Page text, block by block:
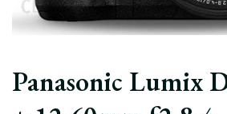
Panasonic Lumix